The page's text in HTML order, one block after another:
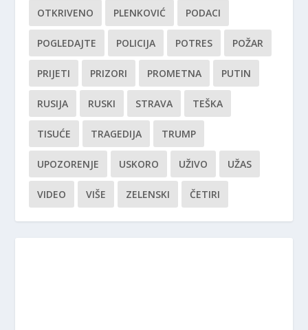
OTKRIVENO PLENKOVIĆ PODACI
POGLEDAJTE POLICIJA POTRES POŽAR
PRIJETI PRIZORI PROMETNA PUTIN
RUSIJA RUSKI STRAVA TEŠKA
TISUĆE TRAGEDIJA TRUMP
UPOZORENJE USKORO UŽIVO UŽAS
VIDEO VIŠE ZELENSKI ČETIRI